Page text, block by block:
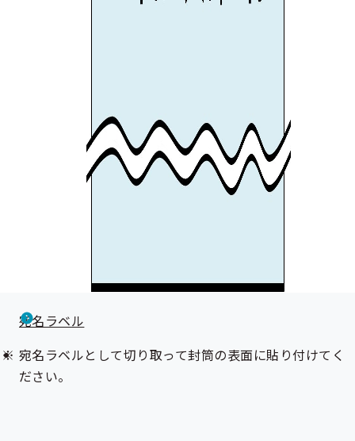
宛名ラベル
宛名ラベルとして切り取って封筒の表面に貼り付けてく
ださい。